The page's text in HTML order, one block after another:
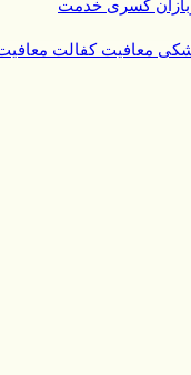
کسری خدمت
معافیت کفالتمعافیت